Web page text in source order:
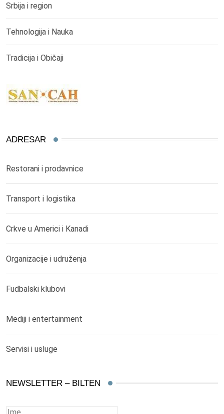
Srbija i region
Tehnologija i Nauka
Tradicija i Običaji
ADRESAR
Restorani i prodavnice
Transport i logistika
Crkve u Americi i Kanadi
Organizacije i udruženja
Fudbalski klubovi
Mediji i entertainment
Servisi i usluge
NEWSLETTER – BILTEN